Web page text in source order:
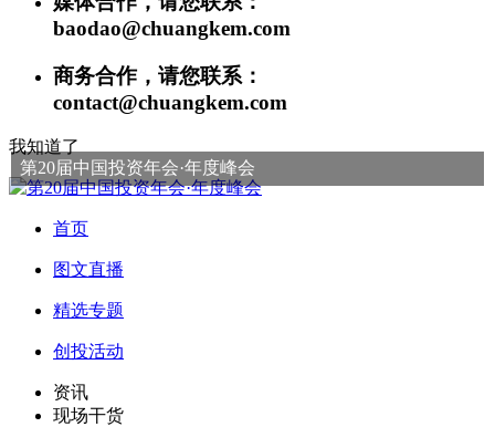
baodao@chuangkem.com
商务合作，请您联系：
contact@chuangkem.com
我知道了
第20届中国投资年会·年度峰会
首页
图文直播
精选专题
创投活动
资讯
现场干货